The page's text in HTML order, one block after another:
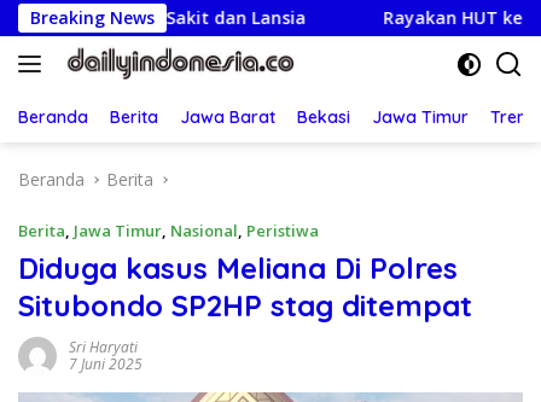
Langsung
ke
konten
Breaking News
Sakit dan Lansia Rayakan HUT ke-25,Partai
Beranda Berita Jawa Barat Bekasi Jawa Timur
Beranda Berita
Berita, Jawa Timur, Nasional, Peristiwa
Diduga kasus Meliana Di Polres
Situbondo SP2HP stag ditempat
Sri Haryati
7 Juni 2025